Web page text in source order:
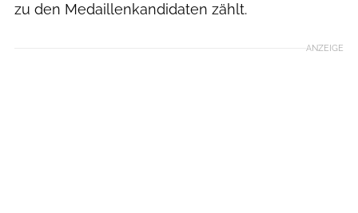
zu den Medaillenkandidaten zählt.
ANZEIGE